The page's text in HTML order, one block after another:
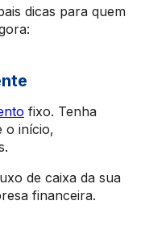
dicas para quem
fixo. Tenha
o início,
de caixa da sua
financeira.